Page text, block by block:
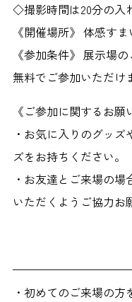
◇撮影時間は20分の入
《開催場所》 体感す
《参加条件》 展示場
無料でご参加いただけ
《ご参加に関するお願
・お気に入りのグッ
ズをお持ちください。
・お友達とご来場の
いただくようご協力お
・初めてのご来場の